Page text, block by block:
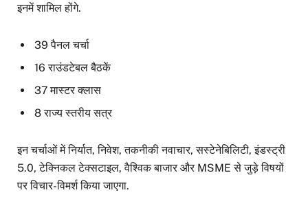
इनमें शामिल होंगे.
39 पैनल चर्चा
16 राउंडटेबल बैठकें
37 मास्टर क्लास
8 राज्य स्तरीय सत्र
इन चर्चाओं में निर्यात, निवेश, तकनीकी नवाचार, सस्टेनेबिलिटी, इंडस्ट्री
5.0, टेक्निकल टेक्सटाइल, वैश्विक बाजार और MSME से जुड़े विषयों
पर विचार-विमर्श किया जाएगा.